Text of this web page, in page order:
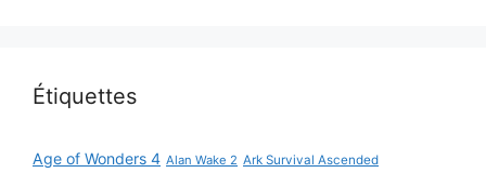
Étiquettes
Age of Wonders 4 Alan Wake 2 Ark Survival Ascended